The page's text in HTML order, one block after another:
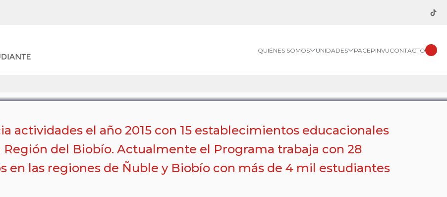
QUIÉNES SOMOS UNIDADES PACEPINVUCONTACTO
actividades el año 2015 con 15 establecimientos educacionales
Región del Biobío. Actualmente el Programa trabaja con 28
las regiones de Ñuble y Biobío con más de 4 mil estudiantes